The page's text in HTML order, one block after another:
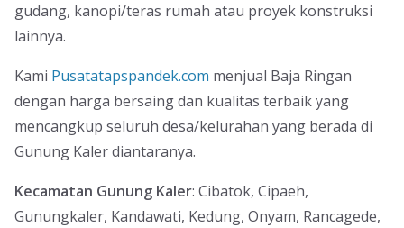
gudang, kanopi/teras rumah atau proyek konstruksi
lainnya.
Kami Pusatatapspandek.com menjual Baja Ringan
dengan harga bersaing dan kualitas terbaik yang
mencangkup seluruh desa/kelurahan yang berada di
Gunung Kaler diantaranya.
Kecamatan Gunung Kaler: Cibatok, Cipaeh,
Gunungkaler, Kandawati, Kedung, Onyam, Rancagede,